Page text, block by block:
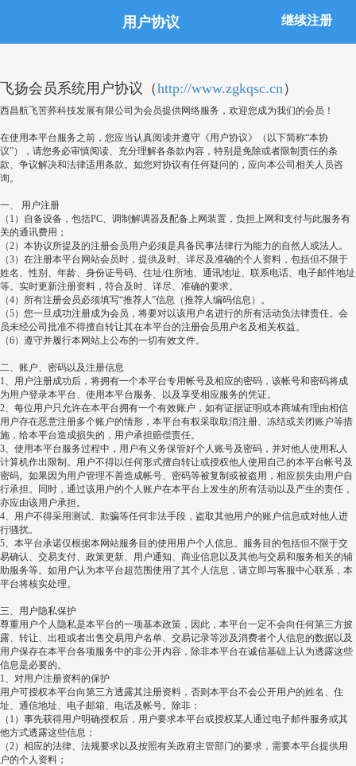
继续注册
用户协议
飞扬会员系统用户协议（http://www.zgkqsc.cn）
西昌航飞苦荞科技发展有限公司为会员提供网络服务，欢迎您成为我们的会员！
在使用本平台服务之前，您应当认真阅读并遵守《用户协议》（以下简称“本协
议”），请您务必审慎阅读、充分理解各条款内容，特别是免除或者限制责任的条
款、争议解决和法律适用条款。如您对协议有任何疑问的，应向本公司相关人员咨
询。
一、
用户注册
（ 1 ）自备设备，包括PC、调制解调器及配备上网装置，负担上网和支付与此服务有
关的通讯费用；
（2）本协议所提及的注册会员用户必须是具备民事法律行为能力的自然人或法人。
（3）在注册本平台网站会员时，提供及时、详尽及准确的个人资料，包括但不限于
姓名、性别、年龄、身份证号码、住址/住所地、通讯地址、联系电话、电子邮件地址
等。实时更新注册资料，符合及时、详尽、准确的要求。
（4）所有注册会员必须填写“推荐人”信息（推荐人编码信息）。
（5）您一旦成功注册成为会员，将要对以该用户名进行的所有活动负法律责任。会
员未经公司批准不得擅自转让其在本平台的注册会员用户名及相关权益。
（6）遵守并履行本网站上公布的一切有效文件。
二、账户、密码以及注册信息
1、用户注册成功后，将拥有一个本平台专用帐号及相应的密码，该帐号和密码将成
为用户登录本平台、使用本平台服务、以及享受相应服务的凭证。
2、每位用户只允许在本平台拥有一个有效账户，如有证据证明或本商城有理由相信
用户存在恶意注册多个账户的情形，本平台有权采取取消注册、冻结或关闭账户等措
施，给本平台造成损失的，用户承担赔偿责任。
3、使用本平台服务过程中，用户有义务保管好个人账号及密码，并对他人使用私人
计算机作出限制。用户不得以任何形式擅自转让或授权他人使用自己的本平台帐号及
密码。如果因为用户管理不善造成帐号、密码等被复制或被盗用，相应损失由用户自
行承担。同时，通过该用户的个人账户在本平台上发生的所有活动以及产生的责任，
亦应由该用户承担。
4、用户不得采用测试、欺骗等任何非法手段，盗取其他用户的账户信息或对他人进
行骚扰。
5、本平台承诺仅根据本网站服务目的使用用户个人信息。服务目的包括但不限于交
易确认、交易支付、政策更新、用户通知、商业信息以及其他与交易和服务相关的辅
助服务等。如用户认为本平台超范围使用了其个人信息，请立即与客服中心联系，本
平台将核实处理。
三、用户隐私保护
尊重用户个人隐私是本平台的一项基本政策，因此，本平台一定不会向任何第三方披
露、转让、出租或者出售交易用户名单、交易记录等涉及消费者个人信息的数据以及
用户保存在本平台各项服务中的非公开内容，除非本平台在诚信基础上认为透露这些
信息是必要的。
1、对用户注册资料的保护
用户可授权本平台向第三方透露其注册资料，否则本平台不会公开用户的姓名、住
址、通信地址、电子邮箱、电话及帐号。除非：
（ 1 ）事先获得用户明确授权后，用户要求本平台或授权某人通过电子邮件服务或其
他方式透露这些信息；
（2）相应的法律、法规要求以及按照有关政府主管部门的要求，需要本平台提供用
户的个人资料；